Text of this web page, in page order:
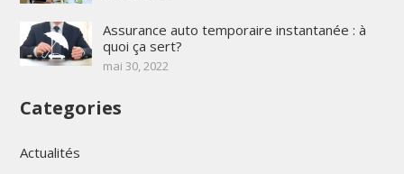
Assurance auto temporaire instantanée : à
quoi ça sert?
mai 30, 2022
Categories
Actualités